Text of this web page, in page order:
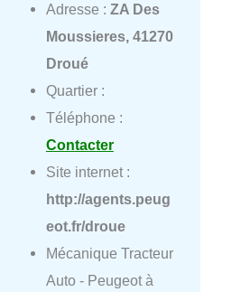
Adresse : ZA Des
Moussieres, 41270
Droué
Quartier :
Téléphone :
Contacter
Site internet :
http://agents.peug
eot.fr/droue
Mécanique Tracteur
Auto - Peugeot à